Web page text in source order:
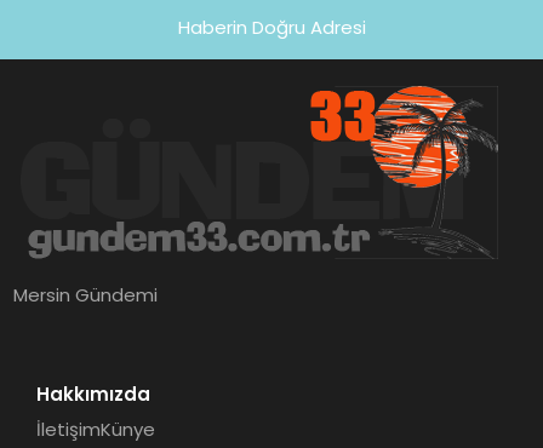
Haberin Doğru Adresi
Mersin Gündemi
Hakkımızda
İletişimKünye